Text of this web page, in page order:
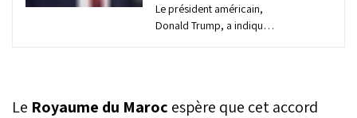
Le président américain,
Donald Trump, a indiqué,
Le Royaume du Maroc espère que cet accord